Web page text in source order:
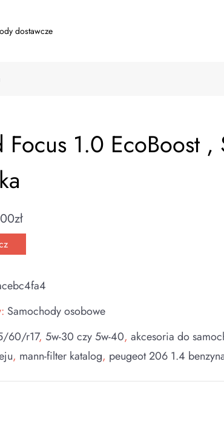
dostawcze
Focus 1.0 EcoBoost ,
zł
Samochody osobowe
60/r17,5w-30 czy 5w-40,akcesoria do
, mann-filter katalog, peugeot 206 1.4